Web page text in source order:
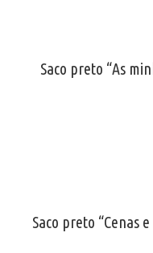
Saco preto “As
Saco preto “Cenas